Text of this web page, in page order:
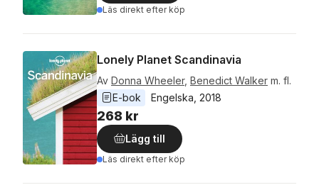
Läs direkt efter köp
Lonely Planet Scandinavia
Av Donna Wheeler, Benedict Walker m. fl.
E-bok
Engelska 2018
268 kr
Lägg till
Läs direkt efter köp